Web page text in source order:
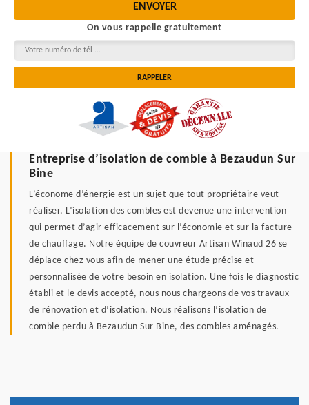
On vous rappelle gratuitement
Entreprise d’isolation de comble à Bezaudun Sur
Bine
L’économe d’énergie est un sujet que tout propriétaire veut
réaliser. L’isolation des combles est devenue une intervention
qui permet d’agir efficacement sur l’économie et sur la facture
de chauffage. Notre équipe de couvreur Artisan Winaud 26 se
déplace chez vous afin de mener une étude précise et
personnalisée de votre besoin en isolation. Une fois le diagnostic
établi et le devis accepté, nous nous chargeons de vos travaux
de rénovation et d’isolation. Nous réalisons l’isolation de
comble perdu à Bezaudun Sur Bine, des combles aménagés.